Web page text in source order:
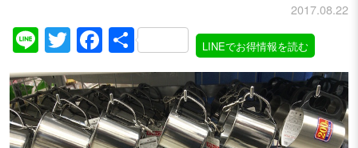
2017.08.22
LineTwitter
Facebook
共
有
LINEでお得情報を読む